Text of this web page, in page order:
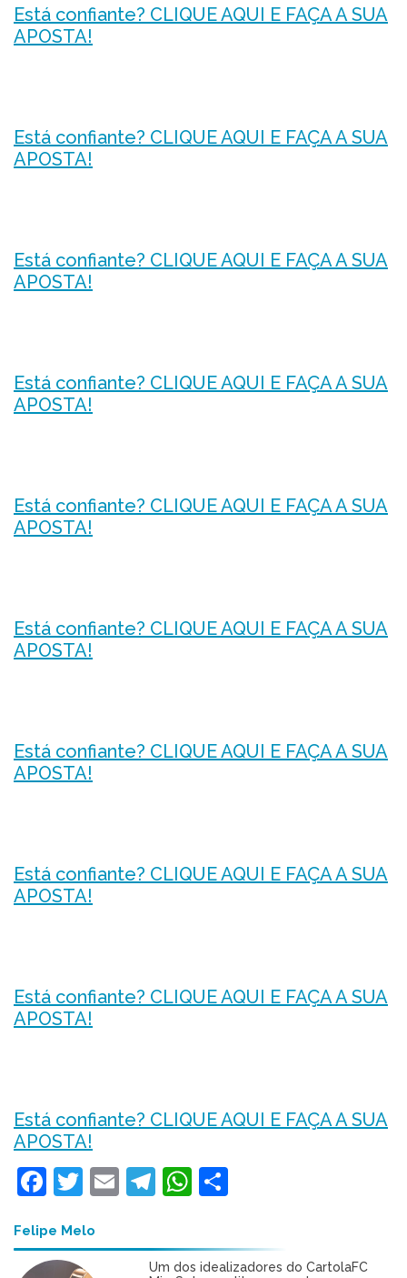
Está confiante? CLIQUE AQUI E FAÇA A SUA
APOSTA!
Está confiante? CLIQUE AQUI E FAÇA A SUA
APOSTA!
Está confiante? CLIQUE AQUI E FAÇA A SUA
APOSTA!
Está confiante? CLIQUE AQUI E FAÇA A SUA
APOSTA!
Está confiante? CLIQUE AQUI E FAÇA A SUA
APOSTA!
Está confiante? CLIQUE AQUI E FAÇA A SUA
APOSTA!
Está confiante? CLIQUE AQUI E FAÇA A SUA
APOSTA!
Está confiante? CLIQUE AQUI E FAÇA A SUA
APOSTA!
Está confiante? CLIQUE AQUI E FAÇA A SUA
APOSTA!
Está confiante? CLIQUE AQUI E FAÇA A SUA
APOSTA!
Facebook
Twitter
EmailTelegram
WhatsApp
Felipe Melo
Um dos idealizadores do CartolaFC